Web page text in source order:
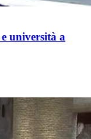
università a